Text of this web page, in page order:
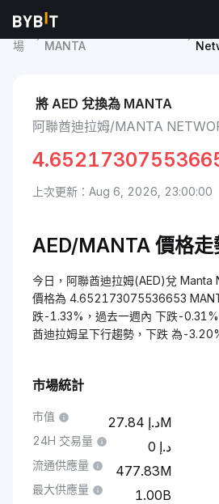
市
場
Manta Network 價格
MANTA
阿
將 AED 兌換為 MANTA
阿聯酋迪拉姆/MANTA
上次更新：Aug 6, 2026, 23:00:00
AED/MANTA 價格走
今日，阿聯酋迪拉姆(AED)兌
價格為 4.652173075536653
跌-1.33%，過去一週內 下跌-
酋迪拉姆呈下行趨勢，下跌 為-
市場統計
市值 27.84M
24H 交易量 0
流通供應量 477.83M
最大供應量 1.00B